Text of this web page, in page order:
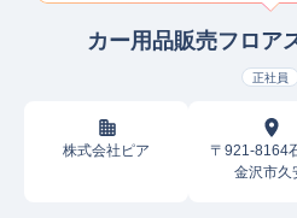
カー用品販売フロア
正社員
株式会社ピア
〒921-8164
金沢市久